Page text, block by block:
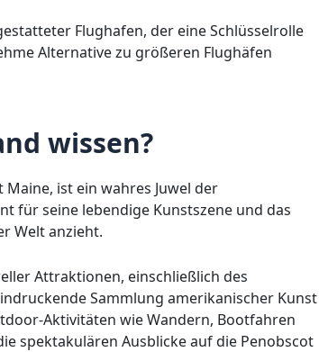
Flughafen, der eine Schlüsselrolle
Alternative zu größeren Flughäfen
wissen?
ist ein wahres Juwel der
für seine lebendige Kunstszene und das
Welt anzieht.
Attraktionen, einschließlich des
Sammlung amerikanischer Kunst
Aktivitäten wie Wandern, Bootfahren
spektakulären Ausblicke auf die Penobscot